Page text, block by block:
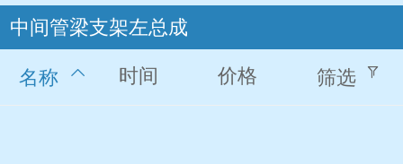
中间管梁支架左总成
名称 时间 价格 筛选